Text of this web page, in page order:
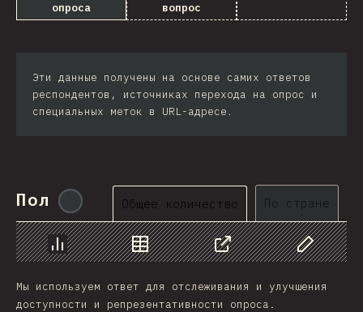
опроса
вопрос
Эти данные получены на основе самих ответов
респондентов, источниках перехода на опрос и
специальных меток в URL-адресе.
Пол tyvdhОбщее количество По стране
График Данные Поделиться Изменить
Мы используем ответ для отслеживания и улучшения
доступности и репрезентативности опроса.